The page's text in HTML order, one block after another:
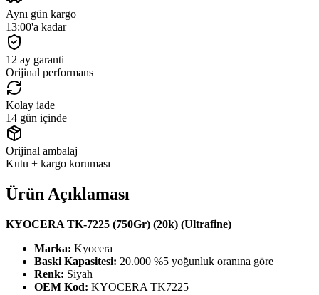
Aynı gün kargo
13:00'a kadar
12 ay garanti
Orijinal performans
Kolay iade
14 gün içinde
Orijinal ambalaj
Kutu + kargo koruması
Ürün Açıklaması
KYOCERA TK-7225 (750Gr) (20k) (Ultrafine)
Marka: Kyocera
Baski Kapasitesi: 20.000 %5 yoğunluk oranına göre
Renk: Siyah
OEM Kod: KYOCERA TK7225